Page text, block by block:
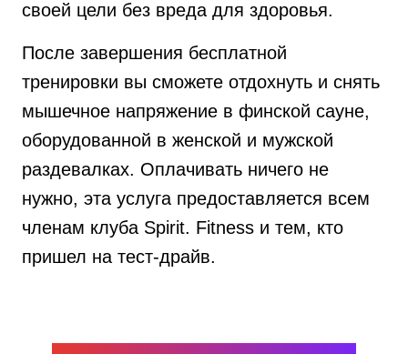
своей цели без вреда для здоровья.
После завершения бесплатной
тренировки вы сможете отдохнуть и снять
мышечное напряжение в финской сауне,
оборудованной в женской и мужской
раздевалках. Оплачивать ничего не
нужно, эта услуга предоставляется всем
членам клуба Spirit. Fitness и тем, кто
пришел на тест-драйв.